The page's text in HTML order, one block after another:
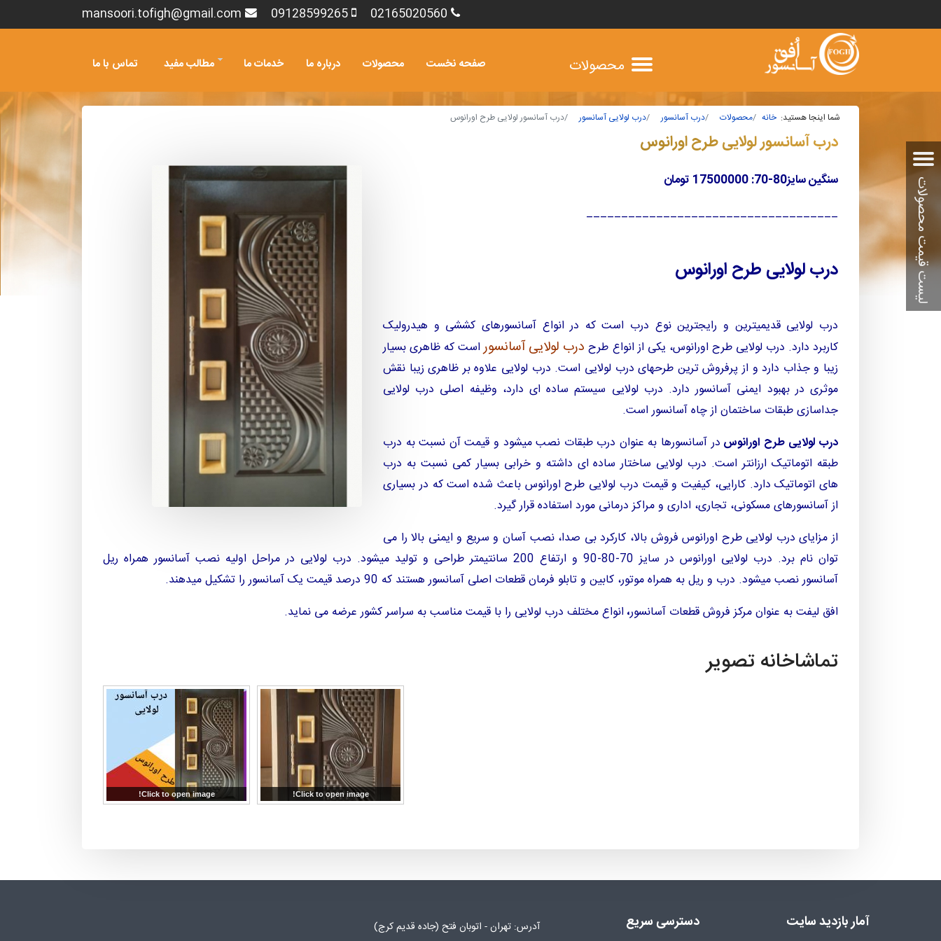
02165020560
09128599265
mansoori.tofigh@gmail.com
صفحه نخست محصولات درباره ما خدمات ما مطالب مفید تماس با ما
شما اینجا هستید:خانه محصولات درب آسانسور درب لولایی آسانسور درب آسانسور لولایی طرح اورانوس
درب آسانسور لولایی طرح اورانوس
سنگین سایز80-70: 17500000 تومان
____________________________________
درب لولایی طرح اورانوس
درب لولایی قدیمیترین و رایجترین نوع درب است که در انواع آسانسورهای کششی و هیدرولیک
کاربرد دارد. درب لولایی طرح اورانوس، یکی از انواع طرح درب لولایی آسانسوراست که ظاهری بسیار
زیبا و جذاب دارد و از پرفروش ترین طرحهای درب لولایی است. درب لولایی علاوه بر ظاهری زیبا نقش
موثری در بهبود ایمنی آسانسور دارد. درب لولایی سیستم ساده ای دارد، وظیفه اصلی درب لولایی
جداسازی طبقات ساختمان از چاه آسانسور است.
درب لولایی طرح اورانوس در آسانسورها به عنوان درب طبقات نصب میشود و قیمت آن نسبت به درب
طبقه اتوماتیک ارزانتر است. درب لولایی ساختار ساده ای داشته و خرابی بسیار کمی نسبت به درب
های اتوماتیک دارد. کارایی، کیفیت و قیمت درب لولایی طرح اورانوس باعث شده است که در بسیاری
از آسانسورهای مسکونی، تجاری، اداری و مراکز درمانی مورد استفاده قرار گیرد.
از مزایای درب لولایی طرح اورانوس فروش بالا، کارکرد بی صدا، نصب آسان و سریع و ایمنی بالا را می
توان نام برد. درب لولایی اورانوس در سایز 70-80-90 و ارتفاع 200 سانتیمتر طراحی و تولید میشود. درب لولایی در مراحل اولیه نصب آسانسور همراه ریل
آسانسور نصب میشود. درب و ریل به همراه موتور، کابین و تابلو فرمان قطعات اصلی آسانسور هستند که 90 درصد قیمت یک آسانسور را تشکیل میدهند.
افق لیفت به عنوان مرکز فروش قطعات آسانسور، انواع مختلف درب لولایی را با قیمت مناسب به سراسر کشور عرضه می نماید.
تماشاخانه تصویر
Click to open image! Click to open image!
آمار بازدید سایت دسترسی سریع آدرس: تهران - اتوبان فتح (جاده قدیم کرج)